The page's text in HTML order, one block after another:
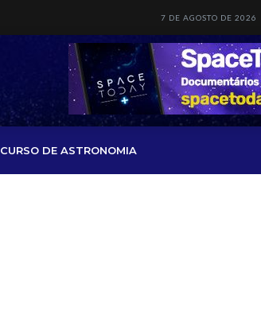
7 DE AGOSTO DE 2026
CURSO DE ASTRONOMIA